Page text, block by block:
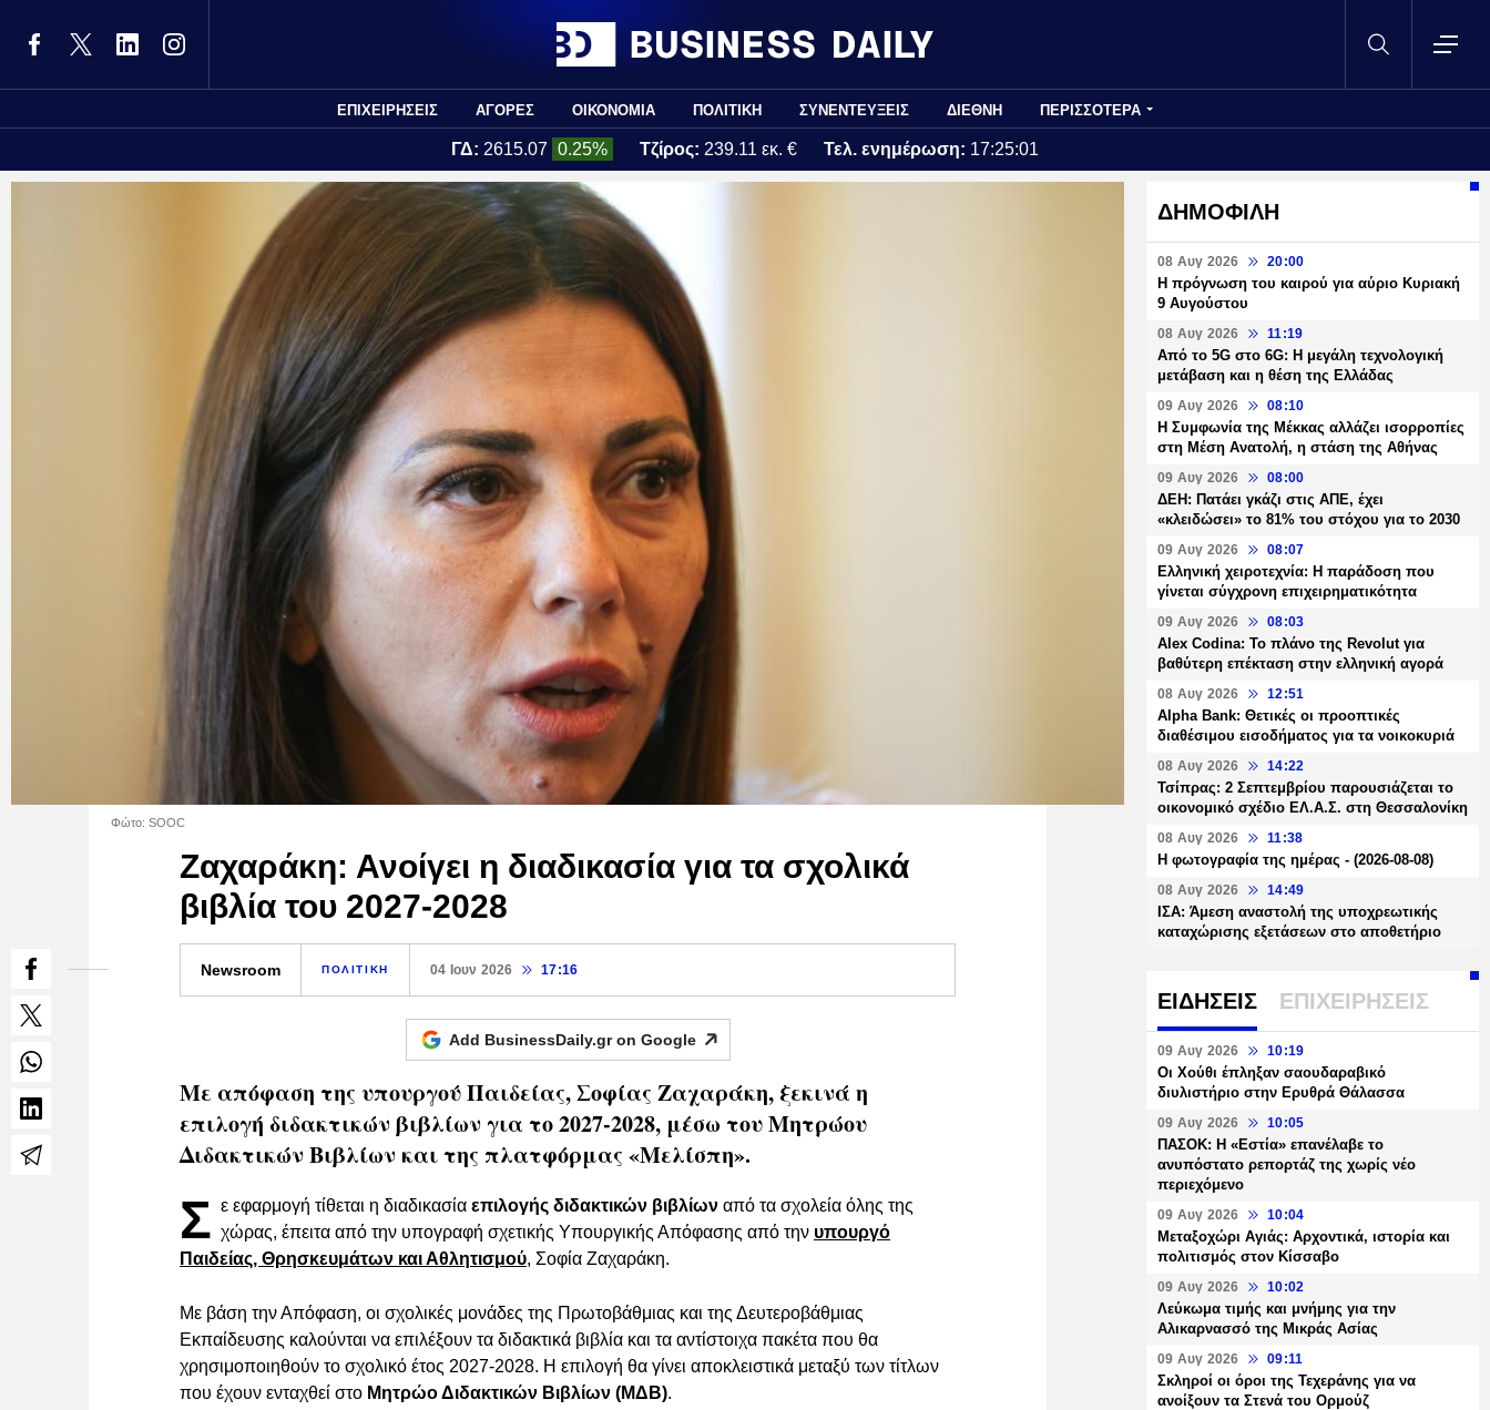
ΕΠΙΧΕΙΡΗΣΕΙΣ ΑΓΟΡΕΣ ΟΙΚΟΝΟΜΙΑ ΠΟΛΙΤΙΚΗ ΣΥΝΕΝΤΕΥΞΕΙΣ ΔΙΕΘΝΗ ΠΕΡΙΣΣΟΤΕΡΑ
ΓΔ: 2615.07 0.25% Τζίρος: 239.11 εκ. € Τελ. ενημέρωση: 17:25:01
Φώτο: SOOC
Ζαχαράκη: Ανοίγει η διαδικασία για τα σχολικά
βιβλία του 2027-2028
Newsroom ΠΟΛΙΤΙΚΗ 04 Ιουν 2026 17:16
Add BusinessDaily.gr on Google
Με απόφαση της υπουργού Παιδείας, Σοφίας Ζαχαράκη, ξεκινά η
επιλογή διδακτικών βιβλίων για το 2027-2028, μέσω του Μητρώου
Διδακτικών Βιβλίων και της πλατφόρμας «Μελίσπη».
Σ ε εφαρμογή τίθεται η διαδικασία επιλογής διδακτικών βιβλίων από τα σχολεία όλης της
χώρας, έπειτα από την υπογραφή σχετικής Υπουργικής Απόφασης από την υπουργό
Παιδείας, Θρησκευμάτων και Αθλητισμού, Σοφία Ζαχαράκη.
Με βάση την Απόφαση, οι σχολικές μονάδες της Πρωτοβάθμιας και της Δευτεροβάθμιας
Εκπαίδευσης καλούνται να επιλέξουν τα διδακτικά βιβλία και τα αντίστοιχα πακέτα που θα
χρησιμοποιηθούν το σχολικό έτος 2027-2028. Η επιλογή θα γίνει αποκλειστικά μεταξύ των τίτλων
που έχουν ενταχθεί στο Μητρώο Διδακτικών Βιβλίων (ΜΔΒ).
ΔΗΜΟΦΙΛΗ
08 Αυγ 2026 20:00
Η πρόγνωση του καιρού για αύριο Κυριακή
9 Αυγούστου
08 Αυγ 2026 11:19
Από το 5G στο 6G: Η μεγάλη τεχνολογική
μετάβαση και η θέση της Ελλάδας
09 Αυγ 2026 08:10
Η Συμφωνία της Μέκκας αλλάζει ισορροπίες
στη Μέση Ανατολή, η στάση της Αθήνας
09 Αυγ 2026 08:00
ΔΕΗ: Πατάει γκάζι στις ΑΠΕ, έχει
«κλειδώσει» το 81% του στόχου για το 2030
09 Αυγ 2026 08:07
Ελληνική χειροτεχνία: Η παράδοση που
γίνεται σύγχρονη επιχειρηματικότητα
09 Αυγ 2026 08:03
Alex Codina: Το πλάνο της Revolut για
βαθύτερη επέκταση στην ελληνική αγορά
08 Αυγ 2026 12:51
Alpha Bank: Θετικές οι προοπτικές
διαθέσιμου εισοδήματος για τα νοικοκυριά
08 Αυγ 2026 14:22
Τσίπρας: 2 Σεπτεμβρίου παρουσιάζεται το
οικονομικό σχέδιο ΕΛ.Α.Σ. στη Θεσσαλονίκη
08 Αυγ 2026 11:38
Η φωτογραφία της ημέρας - (2026-08-08)
08 Αυγ 2026 14:49
ΙΣΑ: Άμεση αναστολή της υποχρεωτικής
καταχώρισης εξετάσεων στο αποθετήριο
ΕΙΔΗΣΕΙΣ ΕΠΙΧΕΙΡΗΣΕΙΣ
09 Αυγ 2026 10:19
Οι Χούθι έπληξαν σαουδαραβικό
διυλιστήριο στην Ερυθρά Θάλασσα
09 Αυγ 2026 10:05
ΠΑΣΟΚ: Η «Εστία» επανέλαβε το
ανυπόστατο ρεπορτάζ της χωρίς νέο
περιεχόμενο
09 Αυγ 2026 10:04
Μεταξοχώρι Αγιάς: Αρχοντικά, ιστορία και
πολιτισμός στον Κίσσαβο
09 Αυγ 2026 10:02
Λεύκωμα τιμής και μνήμης για την
Αλικαρνασσό της Μικράς Ασίας
09 Αυγ 2026 09:11
Σκληροί οι όροι της Τεχεράνης για να
ανοίξουν τα Στενά του Ορμούζ